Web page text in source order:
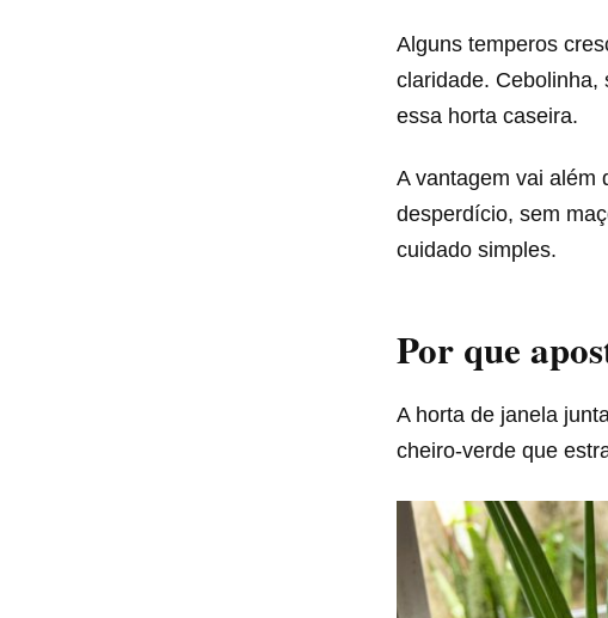
Alguns temperos
claridade. Cebolinha,
essa horta caseira.
A vantagem vai além
desperdício, sem
cuidado simples.
Por que
A horta de janela
cheiro-verde que